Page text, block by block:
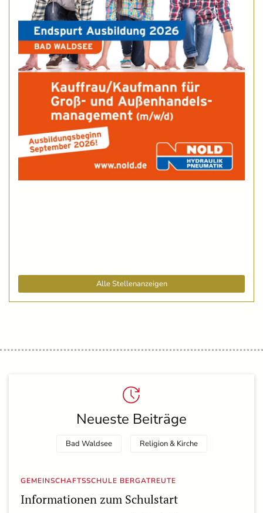
Alle Stellenanzeigen
Neueste Beiträge
Bad Waldsee Religion & Kirche
GEMEINSCHAFTSSCHULE BERGATREUTE
Informationen zum Schulstart